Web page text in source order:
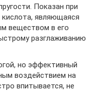
Показан при
кислота, являющаяся
веществом в его
разглаживанию
но эффективный
воздействием на
впитывается, не